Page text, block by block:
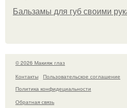
Бальзамы для губ своими
© 2026 Макияж глаз
Контакты
Пользовательское соглашение
Политика конфидециальности
Обратная связь